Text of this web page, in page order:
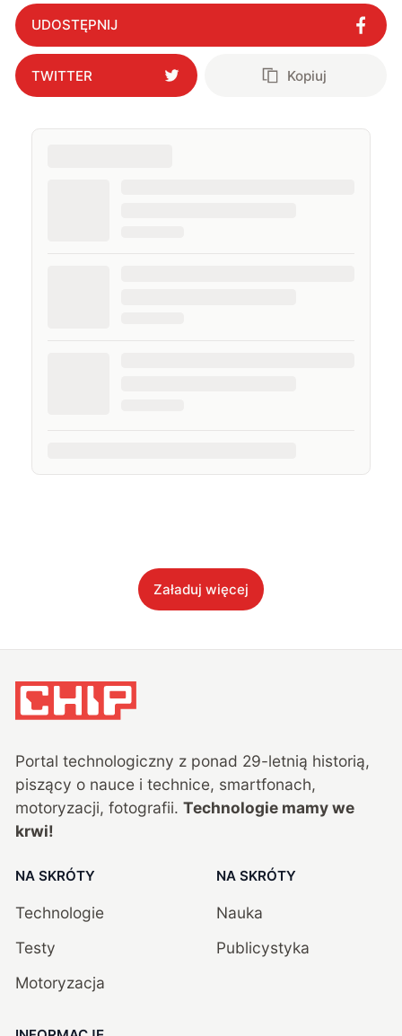
UDOSTĘPNIJ
TWITTER Kopiuj
Załaduj więcej
Portal technologiczny z ponad 29-letnią historią,
piszący o nauce i technice, smartfonach,
motoryzacji, fotografii. Technologie mamy we
krwi!
NA SKRÓTY
Technologie
Testy
Motoryzacja
NA SKRÓTY
Nauka
Publicystyka